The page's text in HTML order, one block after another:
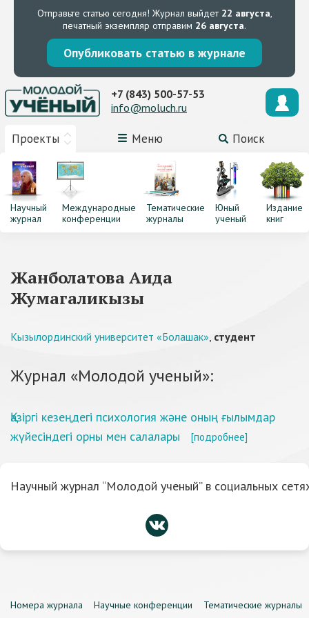
Отправьте статью сегодня! Журнал выйдет 22 августа,
печатный экземпляр отправим 26 августа.
Опубликовать статью в журнале
Проекты Меню Поиск
+7 (843) 500-57-53
info@moluch.ru
Научный
журнал
Международные
конференции
Тематические
журналы
Юный
ученый
Издание
книг
Жанболатова Аида
Жумагаликызы
Кызылординский университет «Болашак», студент
Журнал «Молодой ученый»:
Қазіргі кезеңдегі психология және оның ғылымдар
жүйесіндегі орны мен салалары
[подробнее]
Научный журнал “Молодой ученый” в социальных
Номера журнала Научные конференции
Тематические журналы